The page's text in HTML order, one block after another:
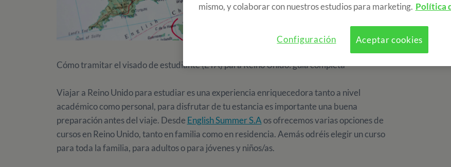
Cómo tramitar el visado de estudiante (ETA) para Reino Unido: guía completa
Viajar a Reino Unido para estudiar es una experiencia enriquecedora tanto a nivel
académico como personal, para disfrutar de tu estancia es importante una buena
preparación antes del viaje. Desde English Summer S.Aos ofrecemos varias opciones de
cursos en Reino Unido, tanto en familia como en residencia. Aemás odréis elegir un curso
para toda la familia, para adultos o para jóvenes y niños/as.
mismo, y colaborar con nuestros estudios para marketing. Política
Aceptar cookies
Configuración